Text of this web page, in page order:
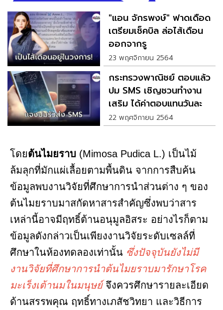
"แอน จักรพงษ์" ฟาดเดือด
เตรียมเช็คบิล ล่อไส้เดือน
ออกจากรู
23 พฤศจิกายน 2564
กระทรวงพาณิชย์ ตอบแล้ว
ปม SMS เชิญชวนทำงาน
เสริม ได้ค่าตอบแทนวันละ
2,000
22 พฤศจิกายน 2564
โดยต้นไมยราบ (Mimosa Pudica L.) เป็นไม้
ล้มลุกที่มักแผ่เลื้อยตามพื้นดิน จากการสืบค้น
ข้อมูลพบงานวิจัยที่ศึกษาการนำส่วนต่าง ๆ ของ
ต้นไมยราบมาสกัดหาสารสำคัญซึ่งพบว่าสาร
เหล่านี้อาจมีฤทธิ์ต้านอนุมูลอิสระ อย่างไรก็ตาม
ข้อมูลดังกล่าวเป็นเพียงงานวิจัยระดับเซลล์ที่
ศึกษาในห้องทดลองเท่านั้น ซึ่งปัจจุบันยังไม่มี
งานวิจัยที่ศึกษาการนำต้นไมยราบมารักษาโรค
มะเร็งเต้านมในมนุษย์จึงควรศึกษารายละเอียด
ด้านสรรพคุณ ฤทธิ์ทางเภสัชวิทยา และวิธีการ